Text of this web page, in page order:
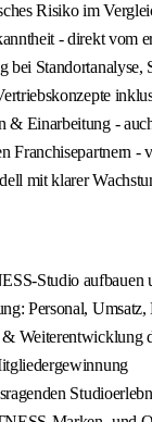
Risiko im
- direkt vom
bei
& Einarbeitung -
Franchisepartnern -
mit klarer
Studio aufbauen
Personal,
Weiterentwicklung